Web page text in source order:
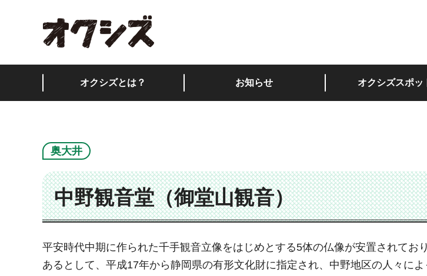
オクシズとは？ お知らせ オクシズスポッ
奥大井
中野観音堂（御堂山観音）
平安時代中期に作られた千手観音立像をはじめとする5体の仏像が安置されて
あるとして、平成17年から静岡県の有形文化財に指定され、中野地区の人々によ